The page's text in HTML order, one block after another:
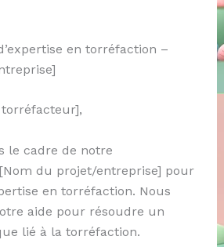
en torréfaction –
le cadre de notre
du projet/entreprise] pour
en torréfaction. Nous
aide pour résoudre un
lié à la torréfaction.